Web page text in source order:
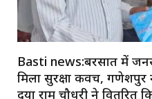
Basti news:बरसात में
मिला सुरक्षा कवच, गणेशपुर
दया राम चौधरी ने वितरित